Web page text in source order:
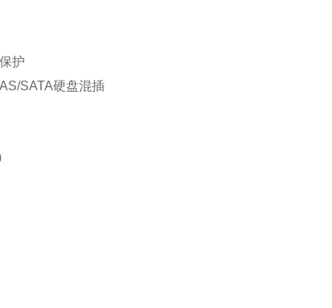
护
SATA硬盘混插